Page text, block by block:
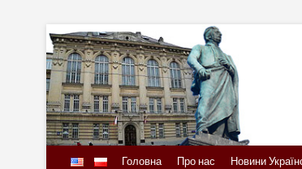
Skip
to
content
Головна Про нас Новини